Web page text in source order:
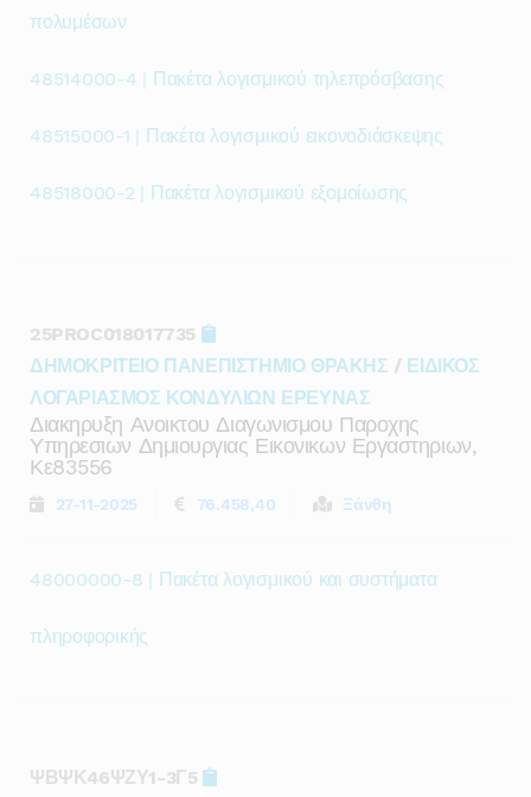
πολυμέσων
48514000-4 | Πακέτα λογισμικού τηλεπρόσβασης
48515000-1 | Πακέτα λογισμικού εικονοδιάσκεψης
48518000-2 | Πακέτα λογισμικού εξομοίωσης
25PROC018017735
ΔΗΜΟΚΡΙΤΕΙΟ ΠΑΝΕΠΙΣΤΗΜΙΟ ΘΡΑΚΗΣ / ΕΙΔΙΚΟΣ
ΛΟΓΑΡΙΑΣΜΟΣ ΚΟΝΔΥΛΙΩΝ ΕΡΕΥΝΑΣ
Διακηρυξη Ανοικτου Διαγωνισμου Παροχης
Υπηρεσιων Δημιουργιας Εικονικων Εργαστηριων,
Κε83556
27-11-2025 76.458,40 Ξάνθη
48000000-8 | Πακέτα λογισμικού και συστήματα
πληροφορικής
ΨΒΨΚ46ΨΖΥ1-3Γ5